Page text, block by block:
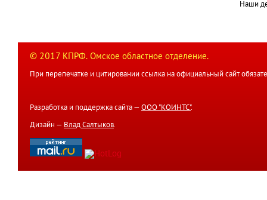
Наши
© 2017 КПРФ. Омское областное отделение.
При перепечатке и цитировании ссылка на официальный сайт
Разработка и поддержка сайта — ООО "КОИНТС".
Дизайн — Влад Салтыков.